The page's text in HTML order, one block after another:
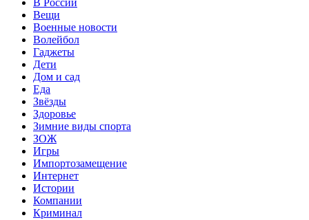
Вещи
Военные новости
Волейбол
Гаджеты
Дети
Дом и сад
Еда
Звёзды
Здоровье
Зимние виды спорта
ЗОЖ
Игры
Импортозамещение
Интернет
Истории
Компании
Криминал